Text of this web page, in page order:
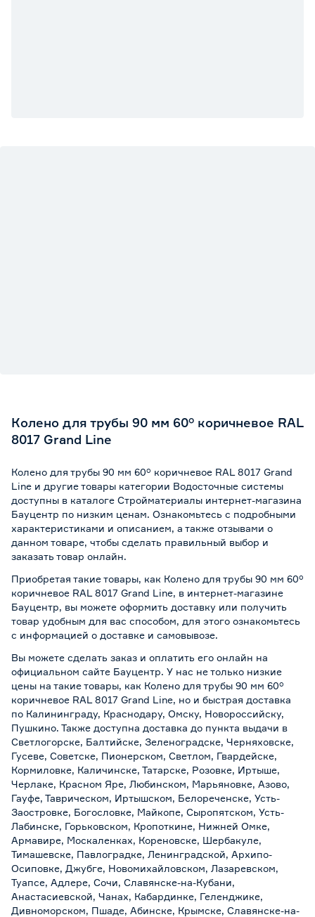
Колено для трубы 90 мм 60° коричневое RAL
8017 Grand Line
Колено для трубы 90 мм 60° коричневое RAL 8017 Grand
Line и другие товары категории Водосточные системы
доступны в каталоге Стройматериалы интернет-магазина
Бауцентр по низким ценам. Ознакомьтесь с подробными
характеристиками и описанием, а также отзывами о
данном товаре, чтобы сделать правильный выбор и
заказать товар онлайн.
Приобретая такие товары, как Колено для трубы 90 мм 60°
коричневое RAL 8017 Grand Line, в интернет-магазине
Бауцентр, вы можете оформить доставку или получить
товар удобным для вас способом, для этого ознакомьтесь
с информацией о доставке и самовывозе.
Вы можете сделать заказ и оплатить его онлайн на
официальном сайте Бауцентр. У нас не только низкие
цены на такие товары, как Колено для трубы 90 мм 60°
коричневое RAL 8017 Grand Line, но и быстрая доставка
по Калининграду, Краснодару, Омску, Новороссийску,
Пушкино. Также доступна доставка до пункта выдачи в
Светлогорске, Балтийске, Зеленоградске, Черняховске,
Гусеве, Советске, Пионерском, Светлом, Гвардейске,
Кормиловке, Каличинске, Татарске, Розовке, Иртыше,
Черлаке, Красном Яре, Любинском, Марьяновке, Азово,
Гауфе, Таврическом, Иртышском, Белореченске, Усть-
Заостровке, Богословке, Майкопе, Сыропятском, Усть-
Лабинске, Горьковском, Кропоткине, Нижней Омке,
Армавире, Москаленках, Кореновске, Шербакуле,
Тимашевске, Павлоградке, Ленинградской, Архипо-
Осиповке, Джубге, Новомихайловском, Лазаревском,
Туапсе, Адлере, Сочи, Славянске-на-Кубани,
Анастасиевской, Чанах, Кабардинке, Геленджике,
Дивноморском, Пшаде, Абинске, Крымске, Славянске-на-